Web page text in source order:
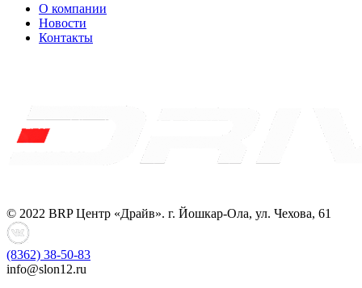
О компании
Новости
Контакты
© 2022 BRP Центр «Драйв». г. Йошкар-Ола, ул. Чехова, 61
(8362) 38-50-83
info@slon12.ru